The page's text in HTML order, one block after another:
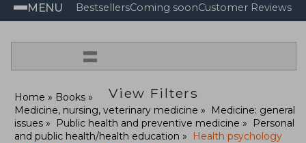
MENU BestsellersComing soonCustomer Reviews
=
View Filters
Home
Books
Medicine, nursing, veterinary medicine
Medicine: general
issues
Public health and preventive medicine
Personal
and public health/health education
Health psychology